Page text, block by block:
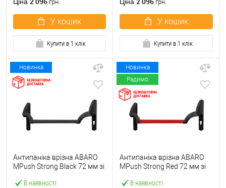
грн.
У кошик
Купити в 1 клік
грн.
У кошик
Купити в 1 клік
Новинка
В наявності
Антипаніка врізна ABARO
МPush Strong Black 72 мм зі
Новинка
Радимо
В наявності
Антипаніка врізна ABARO
МPush Strong Red 72 мм зі